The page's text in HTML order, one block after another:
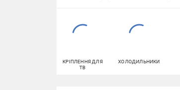
КРІПЛЕННЯ ДЛЯ
ТВ
ХОЛОДИЛЬНИКИ